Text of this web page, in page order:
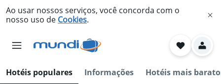
Ao usar nossos serviços, você concorda com o
nosso uso de Cookies.
Hotéis populares Informações Hotéis mais